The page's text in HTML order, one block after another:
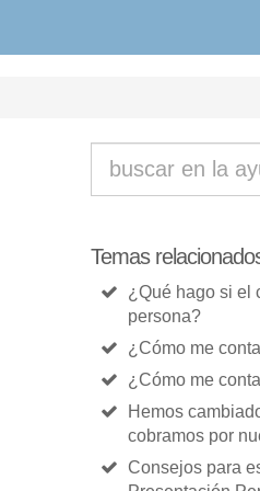
Temas
¿Qué hago si el
persona?
¿Cómo me
¿Cómo me
Hemos
cobramos por
Consejos para